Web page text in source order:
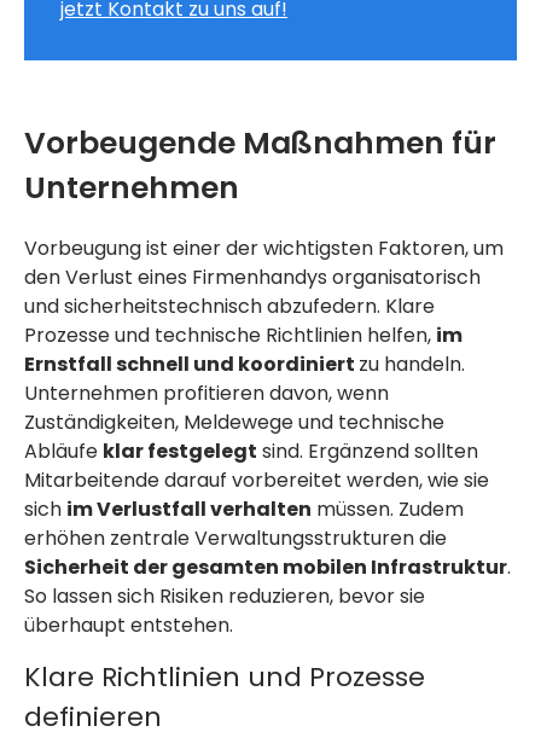
jetzt Kontakt zu uns auf!
Vorbeugende Maßnahmen für
Unternehmen
Vorbeugung ist einer der wichtigsten Faktoren, um
den Verlust eines Firmenhandys organisatorisch
und sicherheitstechnisch abzufedern. Klare
Prozesse und technische Richtlinien helfen, im
Ernstfall schnell und koordiniert zu handeln.
Unternehmen profitieren davon, wenn
Zuständigkeiten, Meldewege und technische
Abläufe klar festgelegt sind. Ergänzend sollten
Mitarbeitende darauf vorbereitet werden, wie sie
sich im Verlustfall verhalten müssen. Zudem
erhöhen zentrale Verwaltungsstrukturen die
Sicherheit der gesamten mobilen Infrastruktur.
So lassen sich Risiken reduzieren, bevor sie
überhaupt entstehen.
Klare Richtlinien und Prozesse
definieren